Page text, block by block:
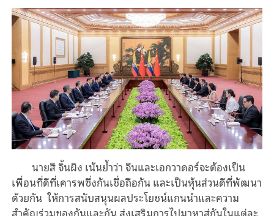
นายสี จิ้นผิง เน้นย้ำว่า จีนและเอกวาดอร์จะต้องเป็น
เพื่อนที่ดีที่เคารพซึ่งกันเชื่อถือกัน และเป็นหุ้นส่วนดีที่พัฒนา
ด้วยกัน ให้การสนับสนุนผลประโยชน์แกนนำและความ
สำคัญร่วมของกันและกัน ส่งเสริมการไปมาหาสู่กันในแต่ละ